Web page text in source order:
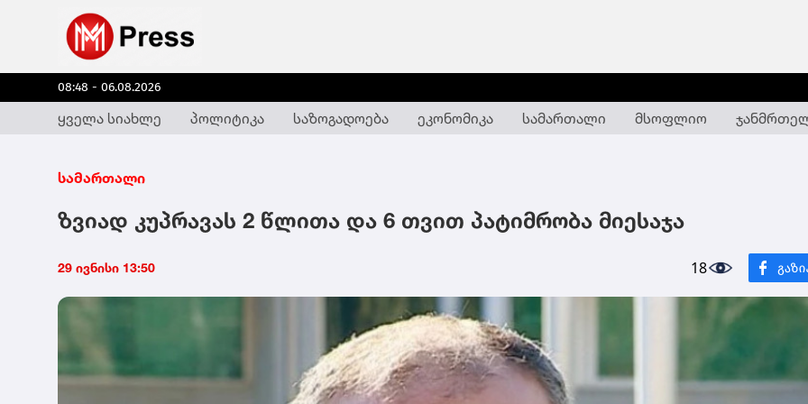
08:48 - 06.08.2026
ყველა სიახლე პოლიტიკა საზოგადოება ეკონომიკა სამართალი მსოფლიო
სამართალი
ზვიად კუპრავას 2 წლითა და 6 თვით პატიმრობა მიესაჯა
29 ივნისი 13:50 18